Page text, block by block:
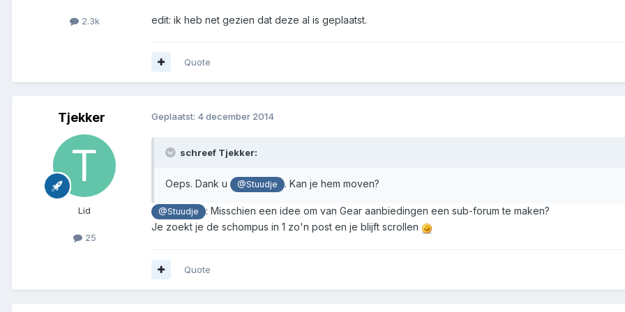
2.3k edit: ik heb net gezien dat deze al is geplaatst.
Quote
Tjekker
Lid
25
Geplaatst: 4 december 2014
schreef Tjekker:
Oeps. Dank u @Stuudje . Kan je hem moven?
@Stuudje
: Misschien een idee om van Gear aanbiedingen een sub-forum te maken?
Je zoekt je de schompus in 1 zo'n post en je blijft scrollen
Quote